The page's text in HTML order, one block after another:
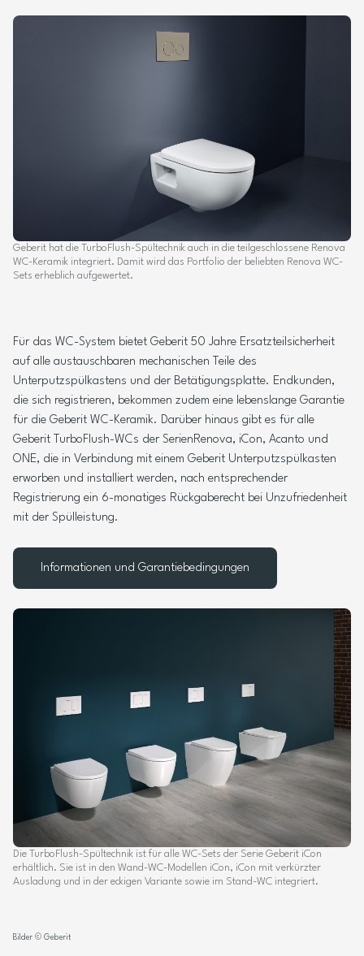
Geberit hat die TurboFlush-Spültechnik auch in die teilgeschlossene Renova
WC-Keramik integriert. Damit wird das Portfolio der beliebten Renova WC-
Sets erheblich aufgewertet.
Für das WC-System bietet Geberit 50 Jahre Ersatzteilsicherheit
auf alle austauschbaren mechanischen Teile des
Unterputzspülkastens und der Betätigungsplatte. Endkunden,
die sich registrieren, bekommen zudem eine lebenslange Garantie
für die Geberit WC-Keramik. Darüber hinaus gibt es für alle
Geberit TurboFlush-WCs der SerienRenova, iCon, Acanto und
ONE, die in Verbindung mit einem Geberit Unterputzspülkasten
erworben und installiert werden, nach entsprechender
Registrierung ein 6-monatiges Rückgaberecht bei Unzufriedenheit
mit der Spülleistung.
Informationen und Garantiebedingungen
Die TurboFlush-Spültechnik ist für alle WC-Sets der Serie Geberit iCon
erhältlich. Sie ist in den Wand-WC-Modellen iCon, iCon mit verkürzter
Ausladung und in der eckigen Variante sowie im Stand-WC integriert.
Bilder © Geberit